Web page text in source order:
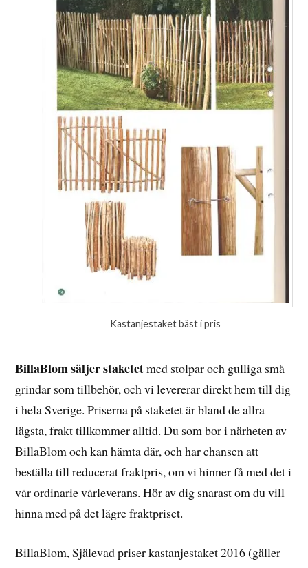
Kastanjestaket bäst i pris
BillaBlom säljer staketetmed stolpar och gulliga små
grindar som tillbehör, och vi levererar direkt hem till dig
i hela Sverige. Priserna på staketet är bland de allra
lägsta, frakt tillkommer alltid. Du som bor i närheten av
BillaBlom och kan hämta där, och har chansen att
beställa till reducerat fraktpris, om vi hinner få med det i
vår ordinarie vårleverans. Hör av dig snarast om du vill
hinna med på det lägre fraktpriset.
BillaBlom, Själevad priser kastanjestaket 2016 (gäller